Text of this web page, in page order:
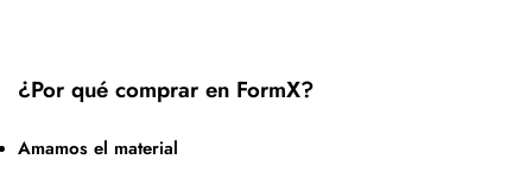
¿Por qué comprar en FormX?
Amamos el material